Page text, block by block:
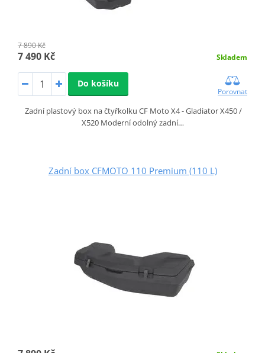
7 890 Kč
7 490 Kč Skladem
Do košíku
Porovnat
Zadní plastový box na čtyřkolku CF Moto X4 - Gladiator X450 /
X520 Moderní odolný zadní…
Zadní box CFMOTO 110 Premium (110 L)